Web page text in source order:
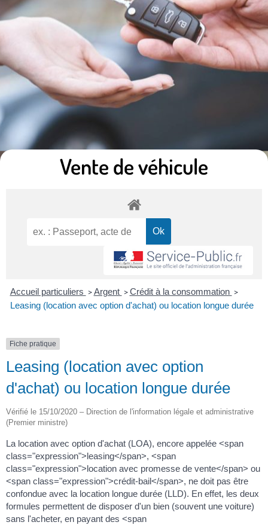
Vente de véhicule
Accueil particuliers > Argent > Crédit à la consommation >
Leasing (location avec option d'achat) ou location longue durée
Fiche pratique
Leasing (location avec option
d'achat) ou location longue durée
Vérifié le 15/10/2020 – Direction de l'information légale et administrative
(Premier ministre)
La location avec option d'achat (LOA), encore appelée <span
class="expression">leasing</span>, <span
class="expression">location avec promesse de vente</span> ou
<span class="expression">crédit-bail</span>, ne doit pas être
confondue avec la location longue durée (LLD). En effet, les deux
formules permettent de disposer d'un bien (souvent une voiture)
sans l'acheter, en payant des <span